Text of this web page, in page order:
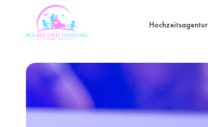
Hochzeitsagentur